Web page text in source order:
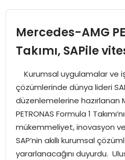
SPOR
MAGAZIN
SPOR
EĞITIM
Mercedes-AMG
Takımı, SAPile
Kurumsal uygulamalar ve
çözümlerinde dünya lideri
düzenlemelerine hazırlanan
PETRONAS Formula 1
mükemmeliyet, inovasyon
SAP’nin akıllı kurumsal
yararlanacağını duyurdu.